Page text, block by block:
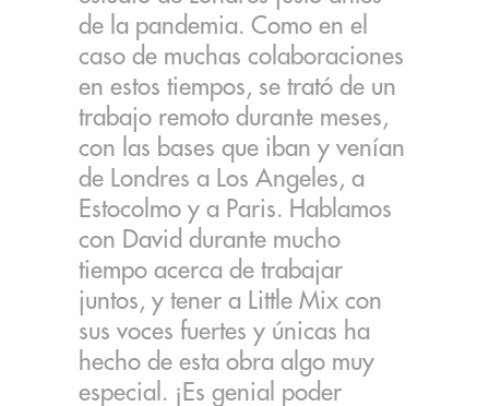
de la pandemia. Como en el
caso de muchas colaboraciones
en estos tiempos, se trató de un
trabajo remoto durante meses,
con las bases que iban y venían
de Londres a Los Angeles, a
Estocolmo y a Paris. Hablamos
con David durante mucho
tiempo acerca de trabajar
juntos, y tener a Little Mix con
sus voces fuertes y únicas ha
hecho de esta obra algo muy
especial. ¡Es genial poder